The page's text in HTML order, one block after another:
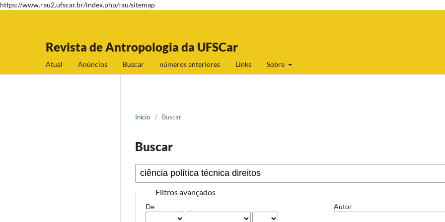
https://www.rau2.ufscar.br/index.php/rau/sitemap
Revista de Antropologia da UFSCar
Atual Anúncios Buscar números anteriores Links Sobre
Início / Buscar
Buscar
Filtros avançados
De Autor